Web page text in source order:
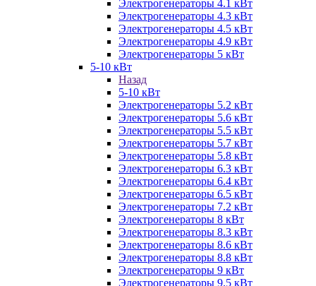
Электрогенераторы 4.1 кВт
Электрогенераторы 4.3 кВт
Электрогенераторы 4.5 кВт
Электрогенераторы 4.9 кВт
Электрогенераторы 5 кВт
5-10 кВт
Назад
5-10 кВт
Электрогенераторы 5.2 кВт
Электрогенераторы 5.6 кВт
Электрогенераторы 5.5 кВт
Электрогенераторы 5.7 кВт
Электрогенераторы 5.8 кВт
Электрогенераторы 6.3 кВт
Электрогенераторы 6.4 кВт
Электрогенераторы 6.5 кВт
Электрогенераторы 7.2 кВт
Электрогенераторы 8 кВт
Электрогенераторы 8.3 кВт
Электрогенераторы 8.6 кВт
Электрогенераторы 8.8 кВт
Электрогенераторы 9 кВт
Электрогенераторы 9.5 кВт